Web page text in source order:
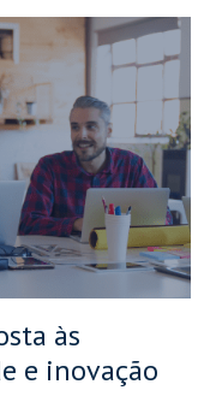
às
e inovação